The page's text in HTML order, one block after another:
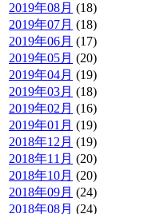
2019年08月 (18)
2019年07月 (18)
2019年06月 (17)
2019年05月 (20)
2019年04月 (19)
2019年03月 (18)
2019年02月 (16)
2019年01月 (19)
2018年12月 (19)
2018年11月 (20)
2018年10月 (20)
2018年09月 (24)
2018年08月 (24)